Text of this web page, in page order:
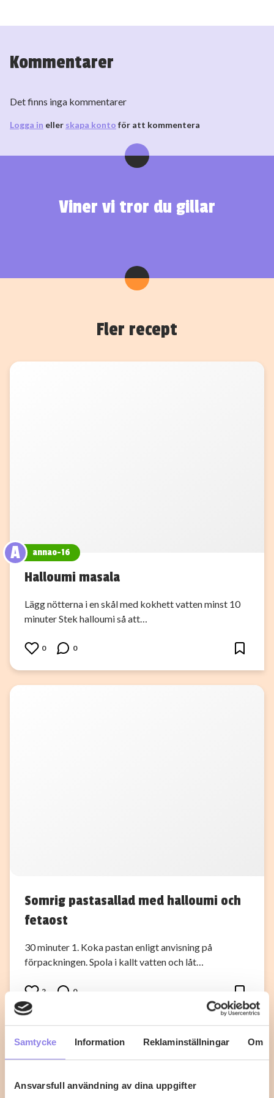
Samtycke Information Reklaminställningar Om
Ansvarsfull användning av dina uppgifter
Kommentarer
Det finns inga kommentarer
Logga in eller skapa konto för att kommentera
Viner vi tror du gillar
Fler recept
A annao-16
Halloumi masala
Lägg nötterna i en skål med kokhett vatten minst 10
minuter Stek halloumi så att…
0 0
Somrig pastasallad med halloumi och
fetaost
30 minuter 1. Koka pastan enligt anvisning på
förpackningen. Spola i kallt vatten och låt…
2 0